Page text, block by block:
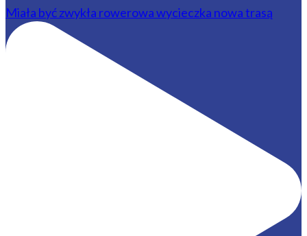
Miała być zwykła rowerowa wycieczka nowa trasą